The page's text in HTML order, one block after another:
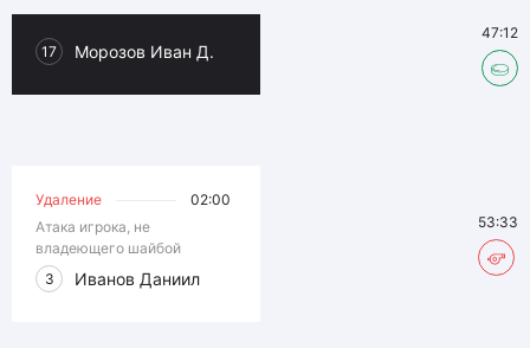
17 Морозов Иван Д.
47:12
Удаление
02:00
Атака игрока, не
владеющего шайбой
3
Иванов Даниил
53:33